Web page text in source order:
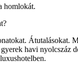
homlokát.
Átutalásokat.
havi nyolcszáz